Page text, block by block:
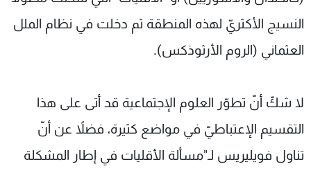
النسيج الأكثريّ لهذه المنطقة ثم دخلت في نظام الملل
العثماني (الروم الأرثوذكس).
لا شكّ أنّ تطوّر العلوم الإجتماعية قد أتى على هذا
التقسيم الإعتباطيّ في مواضع كثيرة، فضلاً عن أنّ
تناول فويليريس لـ"مسألة الأقليات في إطار المشكلة